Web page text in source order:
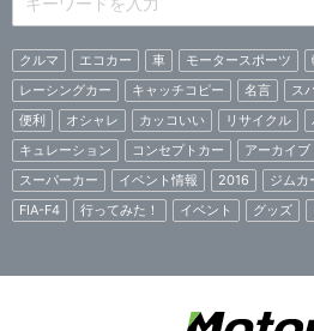
クルマ エコカー 車 モータースポーツ
レーシングカー
キャッチコピー 名言 ス
便利
オシャレ カッコいい リサイクル
キュレーション
コンセプトカー アーカイブ
スーパーカー
イベント情報 2016 ジムカ
FIA-F4
行ってみた！ イベント グッズ